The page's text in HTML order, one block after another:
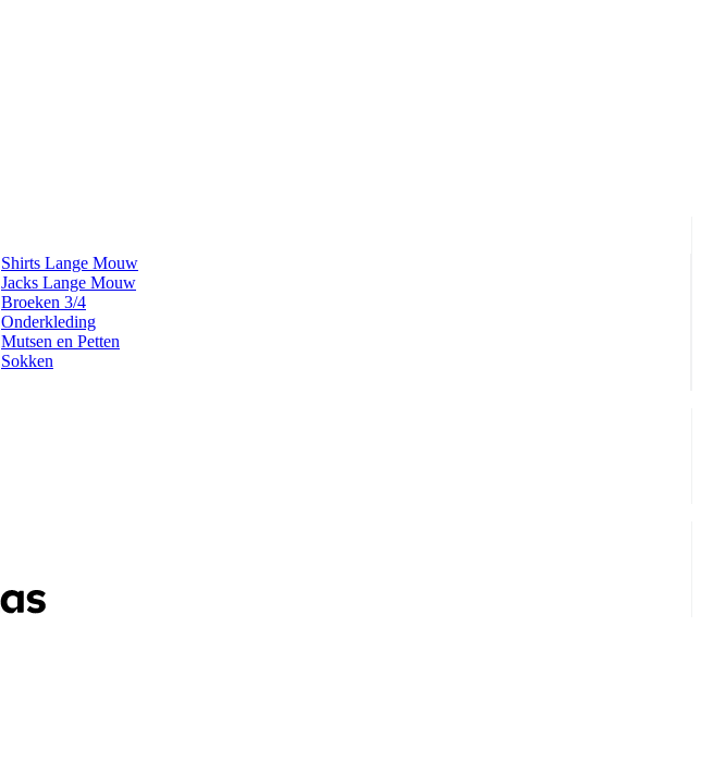
Shirts Lange Mouw
Jacks Lange Mouw
Broeken 3/4
Onderkleding
Mutsen en Petten
Sokken